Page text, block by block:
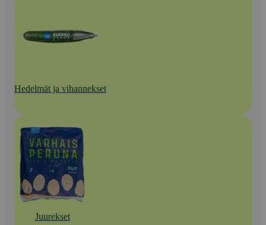
Hedelmät ja vihannekset
Juurekset